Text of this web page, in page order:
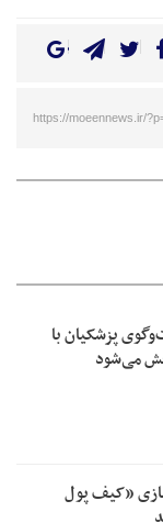
https://moeennews.ir/
پزشکیان با
می‌شود
«کیف پول